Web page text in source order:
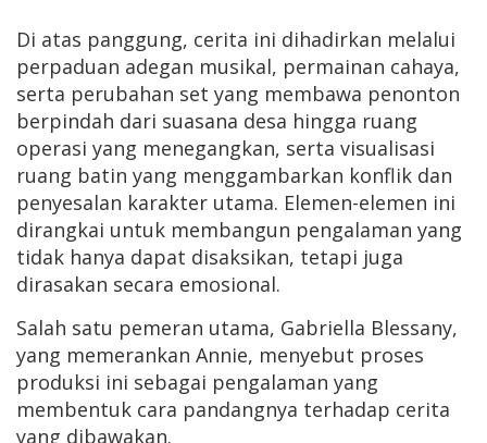
Di atas panggung, cerita ini dihadirkan melalui
perpaduan adegan musikal, permainan cahaya,
serta perubahan set yang membawa penonton
berpindah dari suasana desa hingga ruang
operasi yang menegangkan, serta visualisasi
ruang batin yang menggambarkan konflik dan
penyesalan karakter utama. Elemen-elemen ini
dirangkai untuk membangun pengalaman yang
tidak hanya dapat disaksikan, tetapi juga
dirasakan secara emosional.
Salah satu pemeran utama, Gabriella Blessany,
yang memerankan Annie, menyebut proses
produksi ini sebagai pengalaman yang
membentuk cara pandangnya terhadap cerita
yang dibawakan.